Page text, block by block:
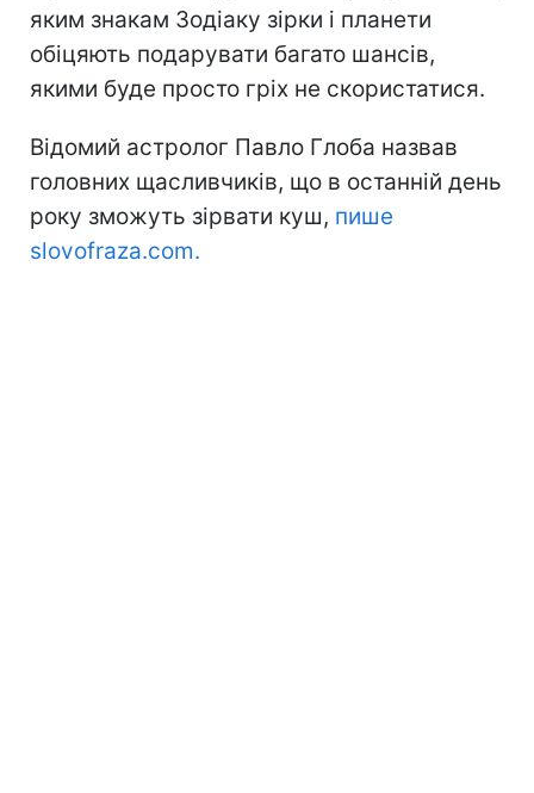
яким знакам Зодіаку зірки і планети
обіцяють подарувати багато шансів,
якими буде просто гріх не скористатися.
Відомий астролог Павло Глоба назвав
головних щасливчиків, що в останній день
року зможуть зірвати куш, пише
slovofraza.com.